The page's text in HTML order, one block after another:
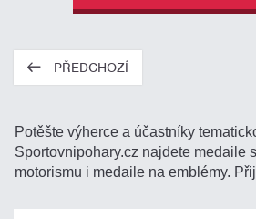
PŘEDCHOZÍ
Potěšte výherce a účastníky
Sportovnipohary.cz najdete medaile
motorismu i medaile na emblémy.